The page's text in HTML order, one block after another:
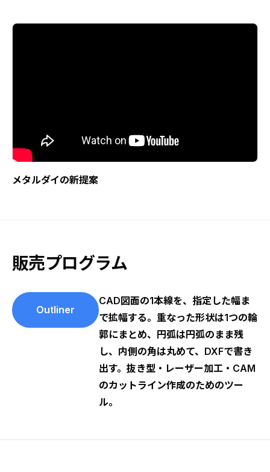
メタルダイの新提案
販売プログラム
Outliner
CAD図面の1本線を、指定した幅ま
で拡幅する。重なった形状は1つの輪
郭にまとめ、円弧は円弧のまま残
し、内側の角は丸めて、DXFで書き
出す。抜き型・レーザー加工・CAM
のカットライン作成のためのツー
ル。